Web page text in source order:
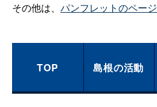
その他は、 パンフレットのページ
TOP 島根の活動